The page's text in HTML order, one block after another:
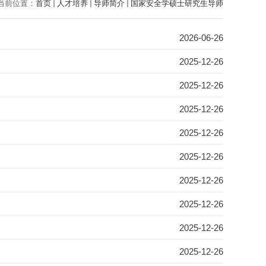
前位置： 首页 人才培养 导师简介 国家安全学硕士研究生导师
2026-06-26
2025-12-26
2025-12-26
2025-12-26
2025-12-26
2025-12-26
2025-12-26
2025-12-26
2025-12-26
2025-12-26